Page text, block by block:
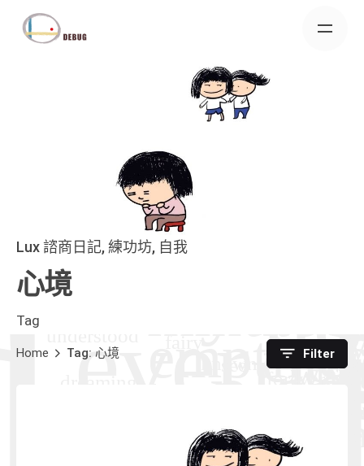
Lux 諮商日記 練功坊 自我
心境
Tag
Home Tag: 心境 Filter